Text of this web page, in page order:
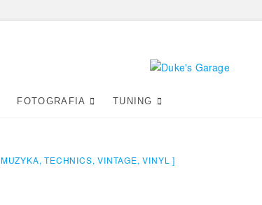
FOTOGRAFIA TUNING
MUZYKA,TECHNICS,VINTAGE,VINYL